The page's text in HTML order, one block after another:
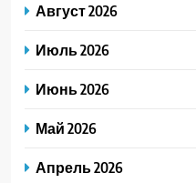
Август 2026
Июль 2026
Июнь 2026
Май 2026
Апрель 2026